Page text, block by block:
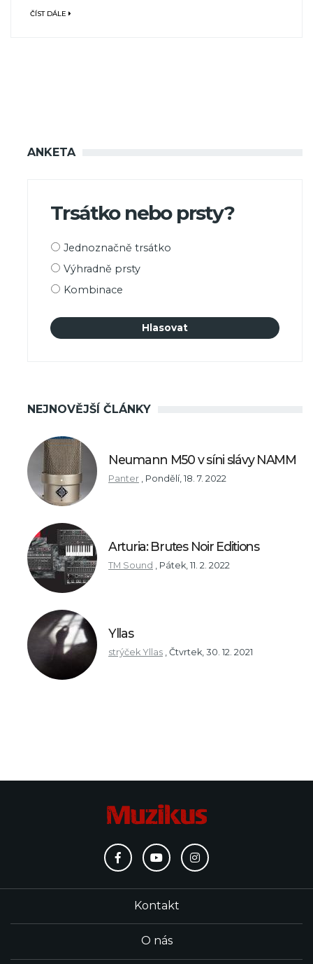
ČÍST DÁLE
ANKETA
Trsátko nebo prsty?
Možnosti
Jednoznačně trsátko
Výhradně prsty
Kombinace
NEJNOVĚJŠÍ ČLÁNKY
Neumann M50 v síni slávy NAMM
Panter , Pondělí, 18. 7. 2022
Arturia: Brutes Noir Editions
TM Sound , Pátek, 11. 2. 2022
Yllas
strýček Yllas , Čtvrtek, 30. 12. 2021
Kontakt
O nás